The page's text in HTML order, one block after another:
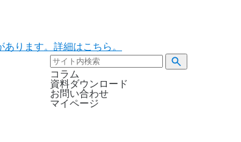
ります。詳細はこちら。
コラム
資料ダウンロード
お問い合わせ
マイページ